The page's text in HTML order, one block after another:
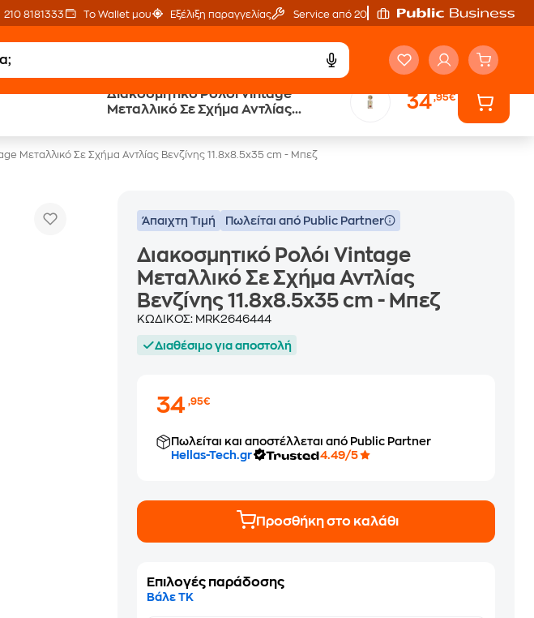
210 8181333 Το Wallet μου Εξέλιξη παραγγελίας Service από 20'
Διακοσμητικό Ρολόι Vintage
Μεταλλικό Σε Σχήμα Αντλίας
34,95€
Μεταλλικό Σε Σχήμα Αντλίας Βενζίνης 11.8x8.5x35 cm - Μπεζ
Άπαιχτη Τιμή Πωλείται από Public Partner
Διακοσμητικό Ρολόι Vintage
Μεταλλικό Σε Σχήμα Αντλίας
Βενζίνης 11.8x8.5x35 cm - Μπεζ
ΚΩΔΙΚΟΣ: MRK2646444
Διαθέσιμο για αποστολή
34,95€
Πωλείται και αποστέλλεται από Public Partner
Hellas-Tech.gr
4.49/5
Προσθήκη στο καλάθι
Επιλογές παράδοσης
Βάλε ΤΚ